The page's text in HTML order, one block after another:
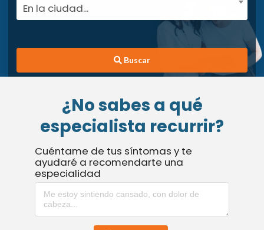
En la ciudad...
Buscar
¿No sabes a qué
especialista recurrir?
Cuéntame de tus síntomas y te
ayudaré a recomendarte una
especialidad